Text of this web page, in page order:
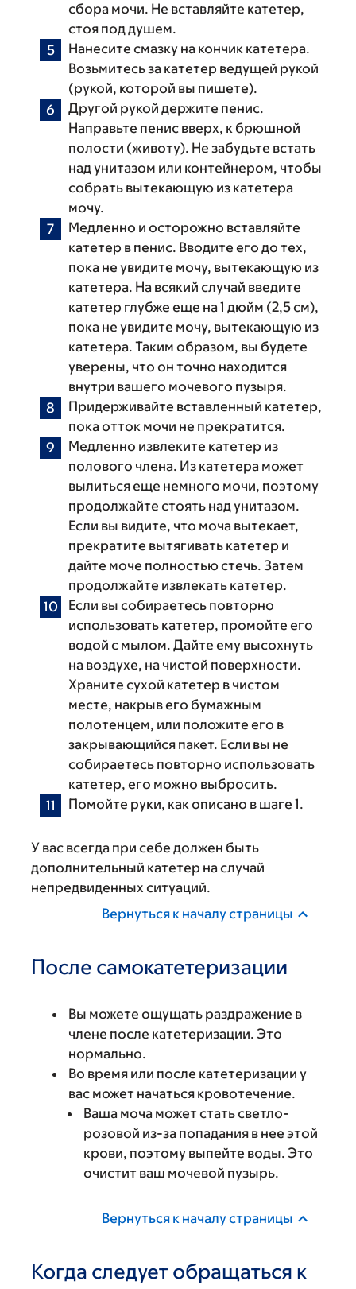
сбора мочи. Не вставляйте катетер,
стоя под душем.
Нанесите смазку на кончик катетера.
Возьмитесь за катетер ведущей рукой
(рукой, которой вы пишете).
Другой рукой держите пенис.
Направьте пенис вверх, к брюшной
полости (животу). Не забудьте встать
над унитазом или контейнером, чтобы
собрать вытекающую из катетера
мочу.
Медленно и осторожно вставляйте
катетер в пенис. Вводите его до тех,
пока не увидите мочу, вытекающую из
катетера. На всякий случай введите
катетер глубже еще на 1 дюйм (2,5 см),
пока не увидите мочу, вытекающую из
катетера. Таким образом, вы будете
уверены, что он точно находится
внутри вашего мочевого пузыря.
Придерживайте вставленный катетер,
пока отток мочи не прекратится.
Медленно извлеките катетер из
полового члена. Из катетера может
вылиться еще немного мочи, поэтому
продолжайте стоять над унитазом.
Если вы видите, что моча вытекает,
прекратите вытягивать катетер и
дайте моче полностью стечь. Затем
продолжайте извлекать катетер.
Если вы собираетесь повторно
использовать катетер, промойте его
водой с мылом. Дайте ему высохнуть
на воздухе, на чистой поверхности.
Храните сухой катетер в чистом
месте, накрыв его бумажным
полотенцем, или положите его в
закрывающийся пакет. Если вы не
собираетесь повторно использовать
катетер, его можно выбросить.
Помойте руки, как описано в шаге 1.
У вас всегда при себе должен быть
дополнительный катетер на случай
непредвиденных ситуаций.
Вернуться к началу страницы
После самокатетеризации
Вы можете ощущать раздражение в
члене после катетеризации. Это
нормально.
Во время или после катетеризации у
вас может начаться кровотечение.
Ваша моча может стать светло-
розовой из-за попадания в нее этой
крови, поэтому выпейте воды. Это
очистит ваш мочевой пузырь.
Вернуться к началу страницы
Когда следует обращаться к